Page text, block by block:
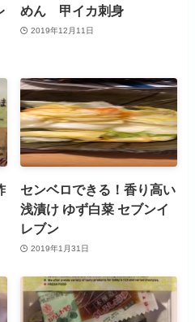
めん 甲イカ刺身
2019年12月11日
センベロできる！香り高い
浅漬け ゆず白菜 セブンイ
レブン
2019年1月31日